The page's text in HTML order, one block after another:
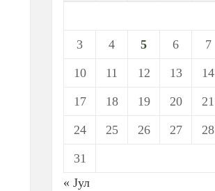
3 4 5 6 7
10 11 12 13 14
17 18 19 20 21
24 25 26 27 28
31
« Јул